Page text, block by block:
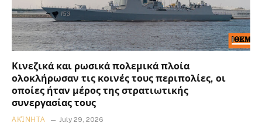
Κινεζικά και ρωσικά πολεμικά πλοία
ολοκλήρωσαν τις κοινές τους περιπολίες, οι
οποίες ήταν μέρος της στρατιωτικής
συνεργασίας τους
ΑΚΊΝΗΤΑ July 29, 2026